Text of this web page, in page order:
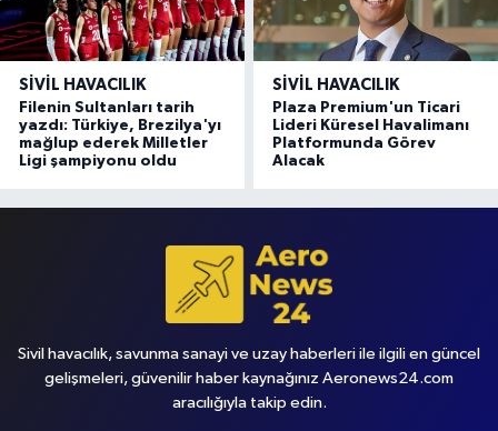
SIVIL HAVACILIK
Filenin Sultanları tarih
yazdı: Türkiye, Brezilya'yı
mağlup ederek Milletler
Ligi şampiyonu oldu
SIVIL HAVACILIK
Plaza Premium'un Ticari
Lideri Küresel Havalimanı
Platformunda Görev
Alacak
Sivil havacılık, savunma sanayi ve uzay haberleri ile ilgili en güncel
gelişmeleri, güvenilir haber kaynağınız Aeronews24.com
aracılığıyla takip edin.